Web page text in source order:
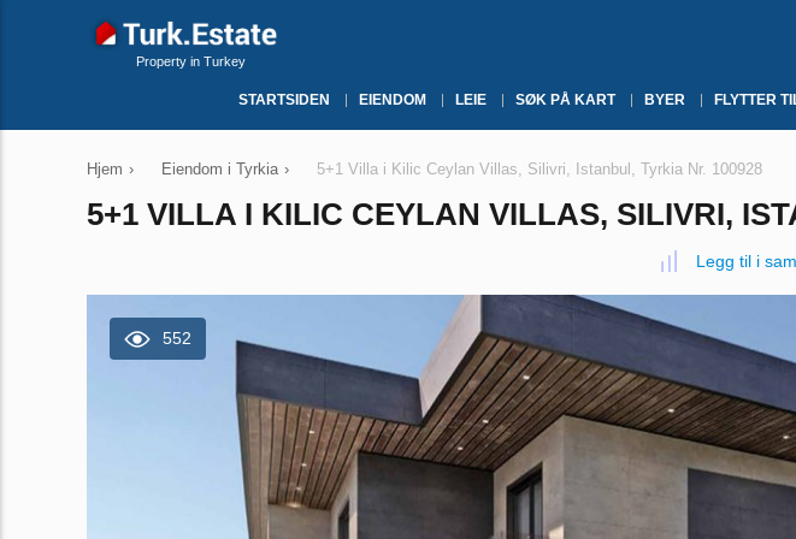
Property in Turkey
STARTSIDEN EIENDOM LEIE SØK PÅ KART BYER FLYTTER
Hjem › Eiendom i Tyrkia › 5+1 Villa i Kilic Ceylan Villas, Silivri, Istanbul, Tyrkia Nr. 100928
5+1 VILLA I KILIC CEYLAN VILLAS, SILIVRI,
Legg til i
552